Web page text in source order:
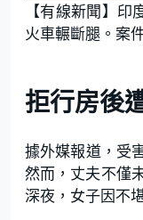
【有線新聞】
火車輾斷腿。案
拒行房後
據外媒報道，受
然而，丈夫不僅
深夜，女子因不